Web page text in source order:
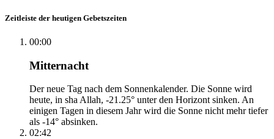
Zeitleiste der heutigen Gebetszeiten
00:00
Mitternacht
Der neue Tag nach dem Sonnenkalender. Die Sonne wird
heute, in sha Allah, -21.25° unter den Horizont sinken. An
einigen Tagen in diesem Jahr wird die Sonne nicht mehr tiefer
als -14° absinken.
02:42